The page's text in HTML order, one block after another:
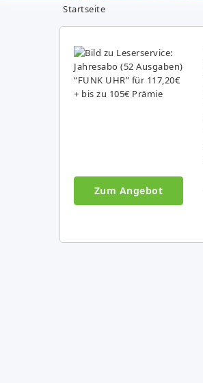
Startseite
Zum Angebot